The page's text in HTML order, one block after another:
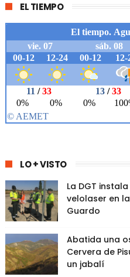
EL TIEMPO
LO + VISTO
La DGT
velolaser en
Guardo
Abatida una
Cervera de
un jabalí